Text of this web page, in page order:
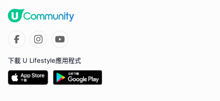
下載 U Lifestyle應用程式